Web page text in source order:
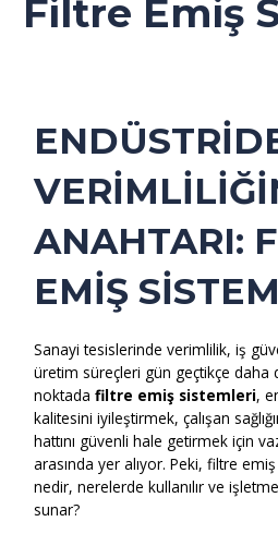
Filtre Emiş
ANAHTARI:
EMIŞ
Sanayi tesislerinde verimlilik, iş
üretim süreçleri gün geçtikçe daha
noktadafiltre emiş sistemleri,
kalitesini iyileştirmek, çalışan
hattını güvenli hale getirmek için
arasında yer alıyor. Peki, filtre
nedir, nerelerde kullanılır ve
sunar?